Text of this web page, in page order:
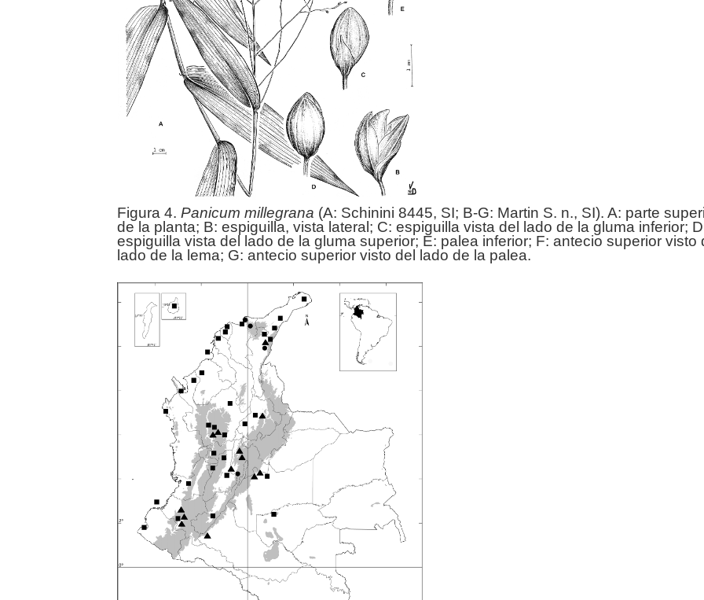
Figura 4.Panicum millegrana (A: Schinini 8445, SI; B-G: Martin S. n., SI). A: parte
de la planta; B: espiguilla, vista lateral; C: espiguilla vista del lado de la gluma inferior;
espiguilla vista del lado de la gluma superior; E: palea inferior; F: antecio superior visto
lado de la lema; G: antecio superior visto del lado de la palea.